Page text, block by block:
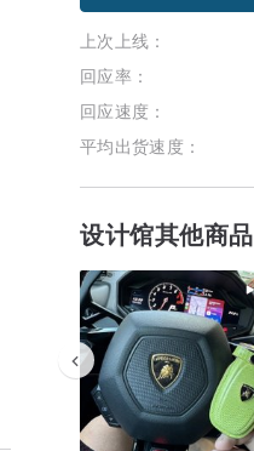
上次上线：
回应率：
回应速度：
平均出货速度：
设计馆其他商品